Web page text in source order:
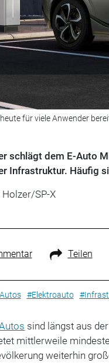
für viele Anwender
schlägt dem E-Auto
Infrastruktur. Häufig
SP-X
Teilen
#Elektroauto
sind längst aus
mittlerweile
weiterhin